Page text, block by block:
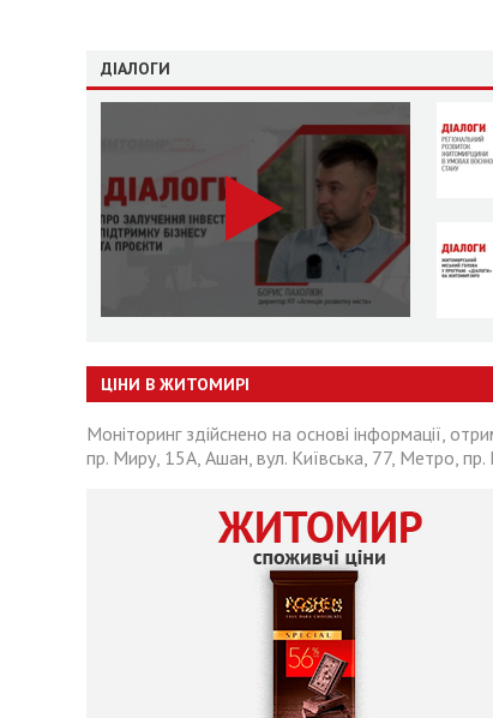
ДІАЛОГИ
ЦІНИ В ЖИТОМИРІ
Моніторинг здійснено на основі інформації,
пр. Миру, 15А, Ашан, вул. Київська, 77, Метро, пр.